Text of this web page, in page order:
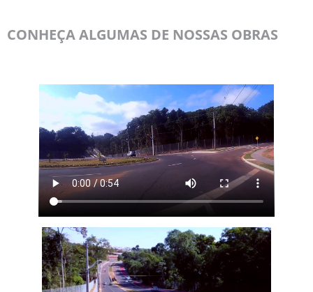
CONHEÇA ALGUMAS DE NOSSAS OBRAS